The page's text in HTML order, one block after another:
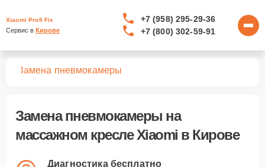
Xiaomi Profi Fix
Сервис в Кирове
+7 (958) 295-29-36
+7 (800) 302-59-91
Замена пневмокамеры
Замена пневмокамеры на
массажном кресле Xiaomi в Кирове
Диагностика бесплатно